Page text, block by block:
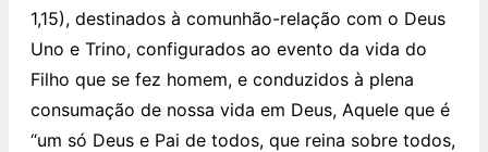
1,15), destinados à comunhão-relação com o Deus
Uno e Trino, configurados ao evento da vida do
Filho que se fez homem, e conduzidos à plena
consumação de nossa vida em Deus, Aquele que é
“um só Deus e Pai de todos, que reina sobre todos,